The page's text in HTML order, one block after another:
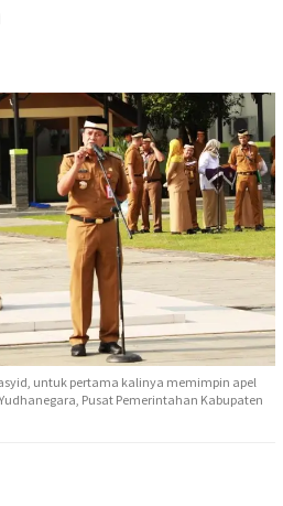
untuk pertama kalinya memimpin apel
Pusat Pemerintahan Kabupaten